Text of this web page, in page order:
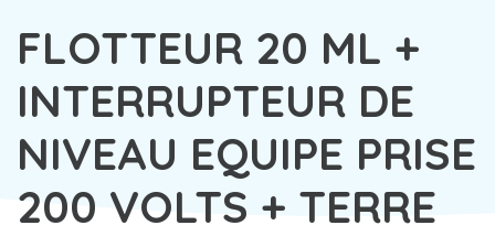
FLOTTEUR 20 ML +
INTERRUPTEUR DE
NIVEAU EQUIPE PRISE
200 VOLTS + TERRE